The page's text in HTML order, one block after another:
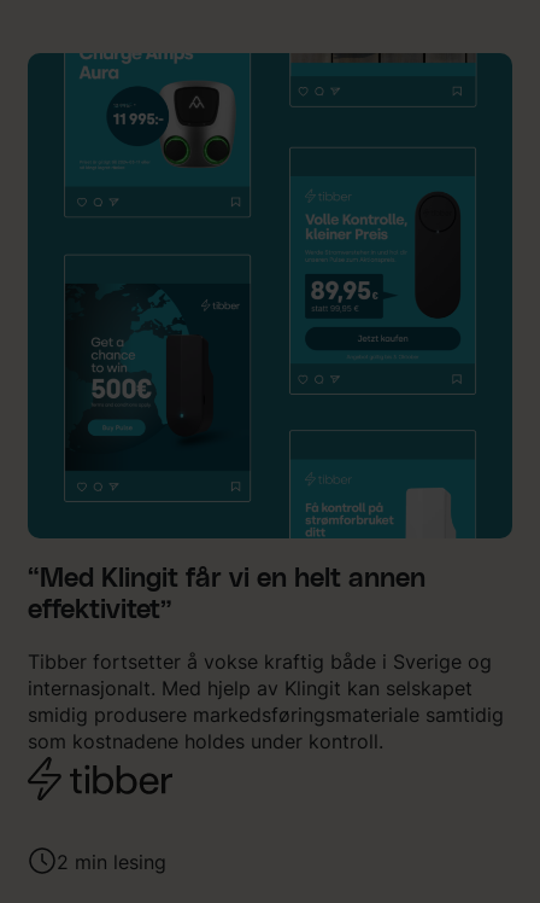
“Med Klingit får vi en helt annen
effektivitet”
Tibber fortsetter å vokse kraftig både i Sverige og
internasjonalt. Med hjelp av Klingit kan selskapet
smidig produsere markedsføringsmateriale samtidig
som kostnadene holdes under kontroll.
2 min lesing